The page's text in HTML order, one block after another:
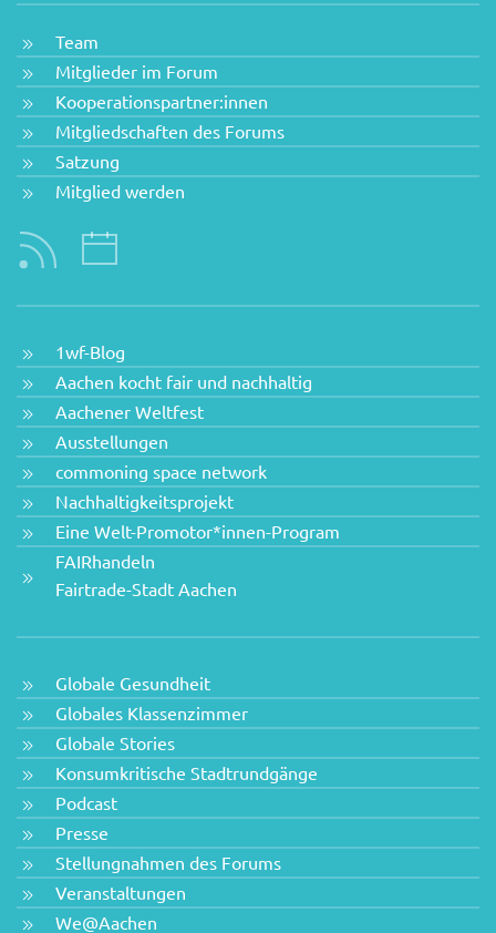
Team
Mitglieder im Forum
Kooperationspartner:innen
Mitgliedschaften des Forums
Satzung
Mitglied werden
1wf-Blog
Aachen kocht fair und nachhaltig
Aachener Weltfest
Ausstellungen
commoning space network
Nachhaltigkeitsprojekt
Eine Welt-Promotor*innen-Program
FAIRhandeln
Fairtrade-Stadt Aachen
Globale Gesundheit
Globales Klassenzimmer
Globale Stories
Konsumkritische Stadtrundgänge
Podcast
Presse
Stellungnahmen des Forums
Veranstaltungen
We@Aachen